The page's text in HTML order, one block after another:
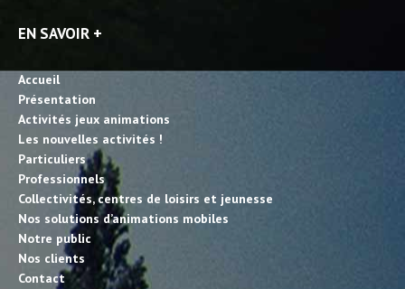
EN SAVOIR +
Accueil
Présentation
Activités jeux animations
Les nouvelles activités !
Particuliers
Professionnels
Collectivités, centres de loisirs et jeunesse
Nos solutions d’animations mobiles
Notre public
Nos clients
Contact